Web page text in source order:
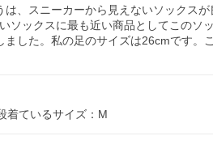
、スニーカーから見えないソックス
ソックスに最も近い商品としてこの
した。私の足のサイズは26cmです。
着ているサイズ：M